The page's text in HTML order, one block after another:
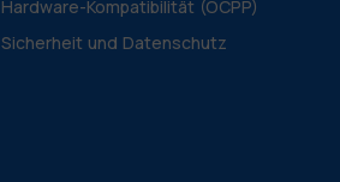
Hardware-Kompatibilität (OCPP)
Sicherheit und Datenschutz